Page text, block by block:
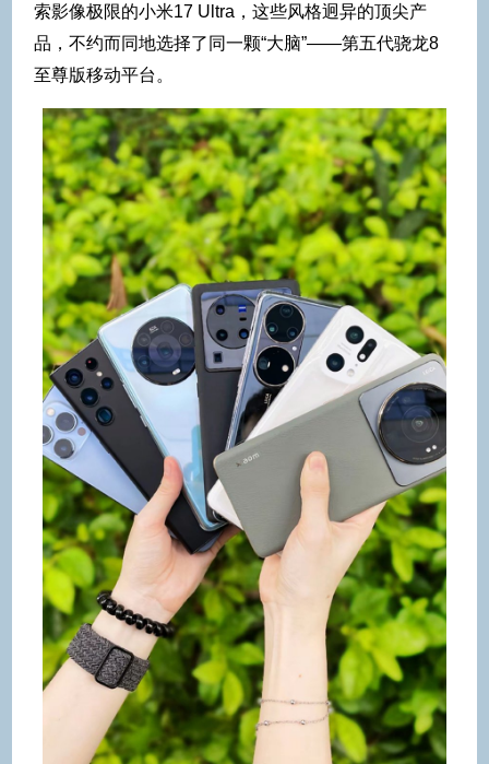
索影像极限的小米17 Ultra，这些风格迥异的顶尖产
品，不约而同地选择了同一颗“大脑”——第五代骁龙8
至尊版移动平台。